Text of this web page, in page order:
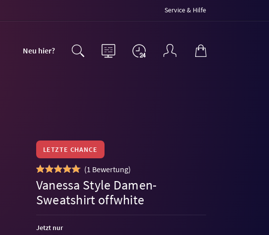
Service & Hilfe
Neu hier?
LETZTE CHANCE
(1 Bewertung)
Vanessa Style Damen-
Sweatshirt offwhite
Jetzt nur